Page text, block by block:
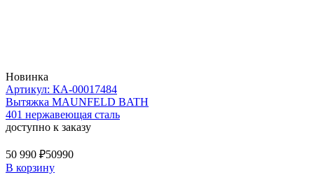
Новинка
Артикул: КА-00017484
Вытяжка MAUNFELD BATH
401 нержавеющая сталь
доступно к заказу
50 990 ₽50990
В корзину